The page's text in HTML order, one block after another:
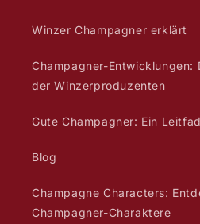
Winzer Champagner erklärt
Champagner-Entwicklungen:
der Winzerproduzenten
Gute Champagner: Ein
Blog
Champagne Characters:
Champagner-Charaktere